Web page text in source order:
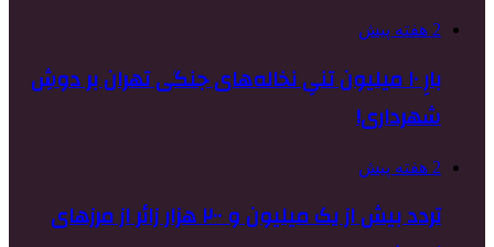
2 هفته پیش
بارِ ۱۰ میلیون تنیِ نخاله‌های جنگی تهران بر دوشِ
شهرداری!
2 هفته پیش
تردد بیش از یک میلیون و ۲۰۰ هزار زائر از مرزهای